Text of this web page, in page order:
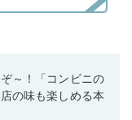
～！「コンビニの
の味も楽しめる本